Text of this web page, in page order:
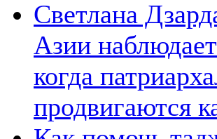
Светлана
Азии
когда
продвигаются